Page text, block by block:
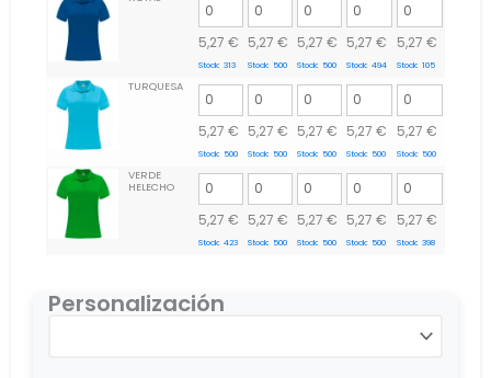
5,27 €
Stock: 313
5,27 €
Stock: 500
5,27 €
Stock: 500
5,27 €
Stock: 494
5,27 €
Stock: 105
TURQUESA
5,27 €
Stock: 500
5,27 €
Stock: 500
5,27 €
Stock: 500
5,27 €
Stock: 500
5,27 €
Stock: 500
VERDE
HELECHO
5,27 €
Stock: 423
5,27 €
Stock: 500
5,27 €
Stock: 500
5,27 €
Stock: 500
5,27 €
Stock: 398
Personalización